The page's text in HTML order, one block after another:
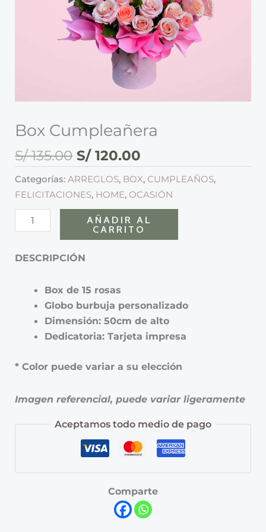
Box Cumpleañera
S/135.00 S/120.00
Categorías:ARREGLOS, BOX, CUMPLEAÑOS,
FELICITACIONES, HOME, OCASIÓN
AÑADIR AL
CARRITO
DESCRIPCIÓN
Box de 15 rosas
Globo burbuja personalizado
Dimensión: 50cm de alto
Dedicatoria: Tarjeta impresa
* Color puede variar a su elección
Imagen referencial, puede variar ligeramente
Aceptamos todo medio de pago
Comparte